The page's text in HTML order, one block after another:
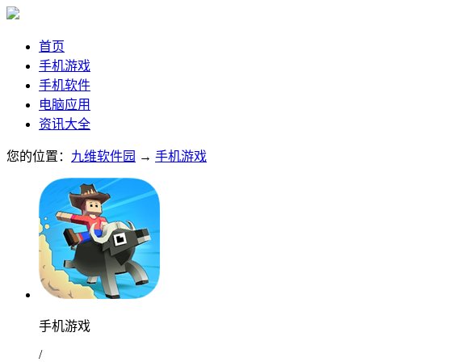
首页
手机游戏
手机软件
电脑应用
资讯大全
您的位置： 九维软件园 → 手机游戏
手机游戏
/